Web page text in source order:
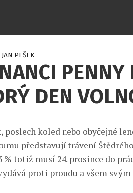
JAN PEŠEK
PENNY
DEN
poslech koled nebo obyčejné
představují trávení Štědrého
% totiž musí 24. prosince do
proti proudu a všem svým